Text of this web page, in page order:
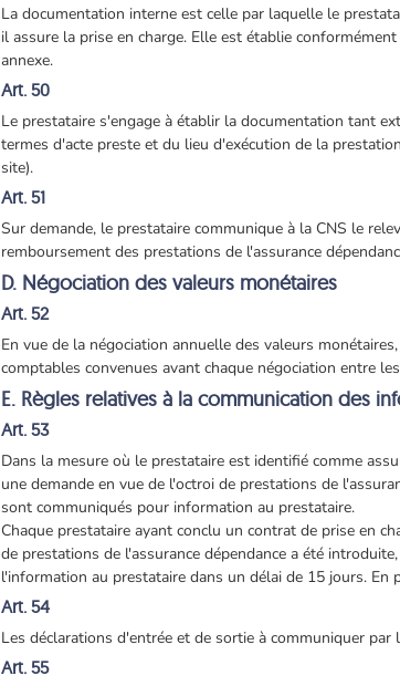
La documentation interne est celle par laquelle le
il assure la prise en charge. Elle est établie
annexe.
Art. 50
Le prestataire s'engage à établir la documentation tant
termes d'acte preste et du lieu d'exécution de la
site).
Art. 51
Sur demande, le prestataire communique à la CNS le
remboursement des prestations de l'assurance
D. Négociation des valeurs monétaires
Art. 52
En vue de la négociation annuelle des valeurs
comptables convenues avant chaque négociation entre
E. Règles relatives à la communication des
Art. 53
Dans la mesure où le prestataire est identifié comme
une demande en vue de l'octroi de prestations de
sont communiqués pour information au prestataire.
Chaque prestataire ayant conclu un contrat de prise en
de prestations de l'assurance dépendance a été
l'information au prestataire dans un délai de 15 jours. En
Art. 54
Les déclarations d'entrée et de sortie à communiquer
Art. 55